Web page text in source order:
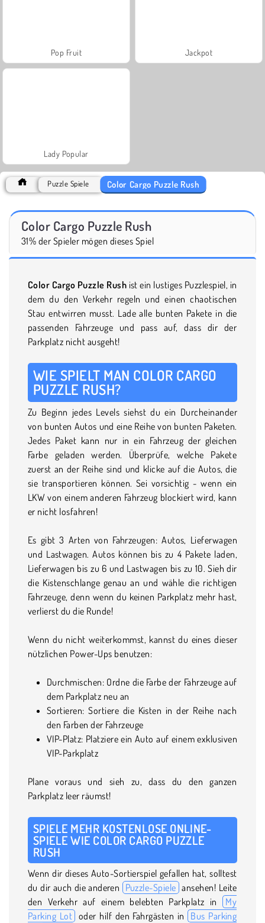
Pop Fruit Jackpot
Lady Popular
Puzzle Spiele Color Cargo Puzzle Rush
Color Cargo Puzzle Rush
31% der Spieler mögen dieses Spiel
Color Cargo Puzzle Rush ist ein lustiges Puzzlespiel, in
dem du den Verkehr regeln und einen chaotischen
Stau entwirren musst. Lade alle bunten Pakete in die
passenden Fahrzeuge und pass auf, dass dir der
Parkplatz nicht ausgeht!
WIE SPIELT MAN COLOR CARGO
PUZZLE RUSH?
Zu Beginn jedes Levels siehst du ein Durcheinander
von bunten Autos und eine Reihe von bunten Paketen.
Jedes Paket kann nur in ein Fahrzeug der gleichen
Farbe geladen werden. Überprüfe, welche Pakete
zuerst an der Reihe sind und klicke auf die Autos, die
sie transportieren können. Sei vorsichtig - wenn ein
LKW von einem anderen Fahrzeug blockiert wird, kann
er nicht losfahren!
Es gibt 3 Arten von Fahrzeugen: Autos, Lieferwagen
und Lastwagen. Autos können bis zu 4 Pakete laden,
Lieferwagen bis zu 6 und Lastwagen bis zu 10. Sieh dir
die Kistenschlange genau an und wähle die richtigen
Fahrzeuge, denn wenn du keinen Parkplatz mehr hast,
verlierst du die Runde!
Wenn du nicht weiterkommst, kannst du eines dieser
nützlichen Power-Ups benutzen:
Durchmischen: Ordne die Farbe der Fahrzeuge auf
dem Parkplatz neu an
Sortieren: Sortiere die Kisten in der Reihe nach
den Farben der Fahrzeuge
VIP-Platz: Platziere ein Auto auf einem exklusiven
VIP-Parkplatz
Plane voraus und sieh zu, dass du den ganzen
Parkplatz leer räumst!
SPIELE MEHR KOSTENLOSE ONLINE-
SPIELE WIE COLOR CARGO PUZZLE
RUSH
Wenn dir dieses Auto-Sortierspiel gefallen hat, solltest
du dir auch die anderen Puzzle-Spiele ansehen! Leite
den Verkehr auf einem belebten Parkplatz in My
Parking Lot oder hilf den Fahrgästen in Bus Parking